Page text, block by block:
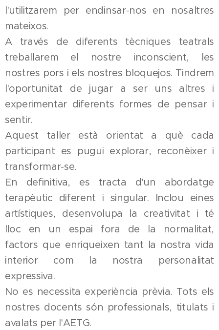
l'utilitzarem per endinsar-nos en nosaltres
mateixos.
A través de diferents tècniques teatrals
treballarem el nostre inconscient, les
nostres pors i els nostres bloquejos. Tindrem
l'oportunitat de jugar a ser uns altres i
experimentar diferents formes de pensar i
sentir.
Aquest taller està orientat a què cada
participant es pugui explorar, reconèixer i
transformar-se.
En definitiva, es tracta d'un abordatge
terapèutic diferent i singular. Inclou eines
artístiques, desenvolupa la creativitat i té
lloc en un espai fora de la normalitat,
factors que enriqueixen tant la nostra vida
interior com la nostra personalitat
expressiva.
No es necessita experiència prèvia. Tots els
nostres docents són professionals, titulats i
avalats per l'AETG.